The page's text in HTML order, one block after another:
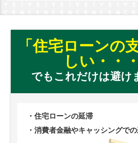
「住宅ローンの
しい・・・
でもこれだけは避け
・住宅ローンの延滞
・消費者金融やキャッシングで